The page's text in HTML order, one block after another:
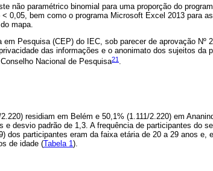
não paramétrico binomial para uma proporção do
0,05, bem como o programa Microsoft Excel 2013 para
mapa.
Pesquisa (CEP) do IEC, sob parecer de aprovação Nº
das informações e o anonimato dos sujeitos da
Nacional de Pesquisa21 .
residiam em Belém e 50,1% (1.111/2.220) em
e desvio padrão de 1,3. A frequência de participantes do
dos participantes eram da faixa etária de 20 a 29 anos e,
de idade (Tabela 1).